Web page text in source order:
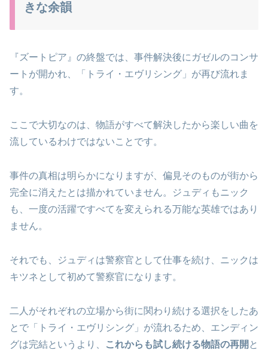
きな余韻
『ズートピア』の終盤では、事件解決後にガゼルのコンサ
ートが開かれ、「トライ・エヴリシング」が再び流れま
す。
ここで大切なのは、物語がすべて解決したから楽しい曲を
流しているわけではないことです。
事件の真相は明らかになりますが、偏見そのものが街から
完全に消えたとは描かれていません。ジュディもニック
も、一度の活躍ですべてを変えられる万能な英雄ではあり
ません。
それでも、ジュディは警察官として仕事を続け、ニックは
キツネとして初めて警察官になります。
二人がそれぞれの立場から街に関わり続ける選択をしたあ
とで「トライ・エヴリシング」が流れるため、エンディン
グは完結というより、
これからも試し続ける物語の再開 と